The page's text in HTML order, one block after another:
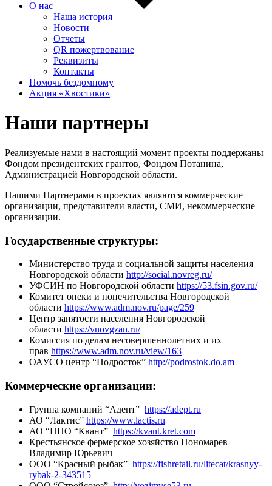
О нас
Наша история
Новости
Отчеты
QR пожертвование
Реквизиты
Контакты
Помочь бездомному
Акция «Хвостики»
Наши партнеры
Реализуемые нами в настоящий момент проекты поддержаны
Фондом президентских грантов, Фондом Потанина,
Администрацией Новгородской области.
Нашими Партнерами в проектах являются коммерческие
организации, представители власти, СМИ, некоммерческие
организации.
Государственные структуры:
Министерство труда и социальной защиты населения
Новгородской области http://social.novreg.ru/
УФСИН по Новгородской области https://53.fsin.gov.ru/
Комитет опеки и попечительства Новгородской
области https://www.adm.nov.ru/page/259
Центр занятости населения Новгородской
области https://vnovgzan.ru/
Комиссия по делам несовершеннолетних и их
прав https://www.adm.nov.ru/view/163
ОАУСО центр “Подросток” http://podrostok.do.am
Коммерческие организации:
Группа компаний “Адепт” https://adept.ru
АО “Лактис” https://www.lactis.ru
АО “НПО “Квант” https://kvant.kret.com
Крестьянское фермерское хозяйство Пономарев
Владимир Юрьевич
ООО “Красный рыбак” https://fishretail.ru/litecat/krasnyy-
rybak-2-343515